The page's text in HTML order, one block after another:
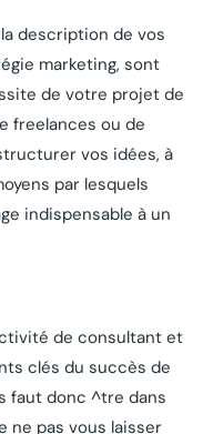
la description de vos
marketing, sont
de votre projet de
freelances ou de
vos idées, à
par lesquels
indispensable à un
de consultant et
clés du succès de
faut donc ^tre dans
ne pas vous laisser